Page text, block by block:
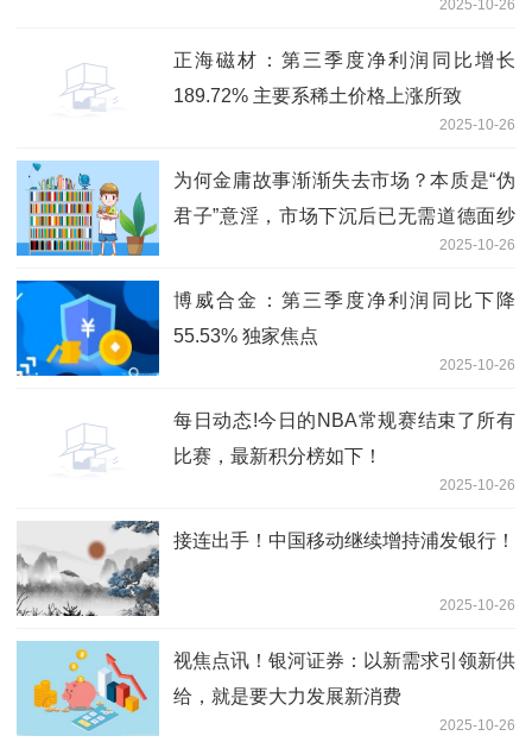
2025-10-26
正海磁材：第三季度净利润同比增长
189.72% 主要系稀土价格上涨所致
2025-10-26
为何金庸故事渐渐失去市场？本质是“伪
君子”意淫，市场下沉后已无需道德面纱
2025-10-26
博威合金：第三季度净利润同比下降
55.53% 独家焦点
2025-10-26
每日动态!今日的NBA常规赛结束了所有
比赛，最新积分榜如下！
2025-10-26
接连出手！中国移动继续增持浦发银行！
2025-10-26
视焦点讯！银河证券：以新需求引领新供
给，就是要大力发展新消费
2025-10-26